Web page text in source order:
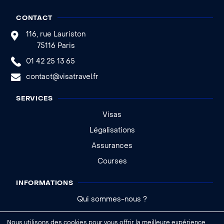
CONTACT
116, rue Lauriston
75116 Paris
01 42 25 13 65
contact@visatravel.fr
SERVICES
Visas
Légalisations
Assurances
Courses
INFORMATIONS
Qui sommes-nous ?